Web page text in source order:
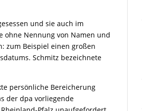
und sie auch im
ohne Nennung von Namen und
zum Beispiel einen großen
Schmitz bezeichnete
persönliche Bereicherung
der dpa vorliegende